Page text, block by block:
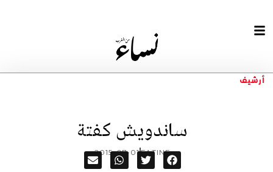
أرشيف
ساندويش كفتة
FATINE
2015-07-01